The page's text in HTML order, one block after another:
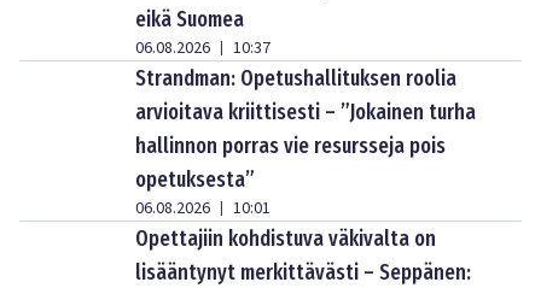
eikä Suomea
06.08.2026 | 10:37
Strandman: Opetushallituksen roolia
arvioitava kriittisesti – ”Jokainen turha
hallinnon porras vie resursseja pois
opetuksesta”
06.08.2026 | 10:01
Opettajiin kohdistuva väkivalta on
lisääntynyt merkittävästi – Seppänen: